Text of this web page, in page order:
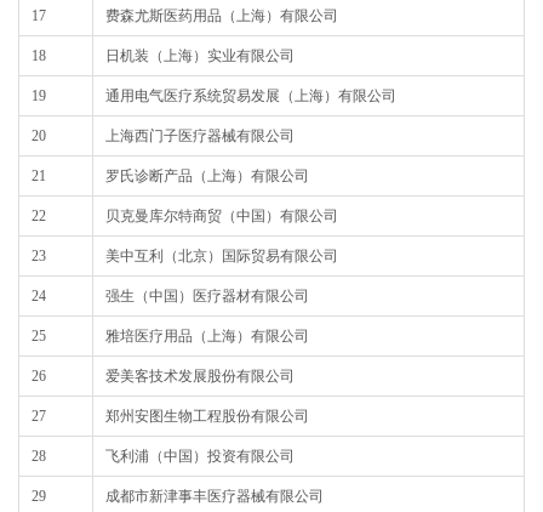
17 费森尤斯医药用品（上海）有限公司
18 日机装（上海）实业有限公司
19 通用电气医疗系统贸易发展（上海）有限公司
20 上海西门子医疗器械有限公司
21 罗氏诊断产品（上海）有限公司
22 贝克曼库尔特商贸（中国）有限公司
23 美中互利（北京）国际贸易有限公司
24 强生（中国）医疗器材有限公司
25 雅培医疗用品（上海）有限公司
26 爱美客技术发展股份有限公司
27 郑州安图生物工程股份有限公司
28 飞利浦（中国）投资有限公司
29 成都市新津事丰医疗器械有限公司